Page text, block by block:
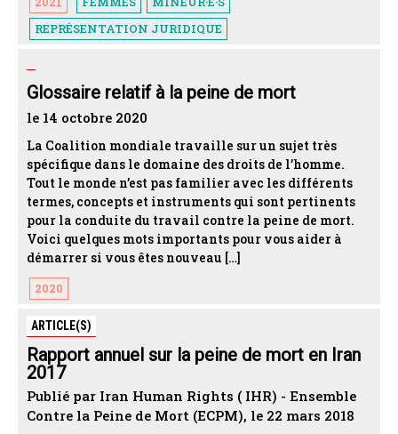
REPRÉSENTATION JURIDIQUE
Glossaire relatif à la peine de mort
le 14 octobre 2020
La Coalition mondiale travaille sur un sujet très
spécifique dans le domaine des droits de l’homme.
Tout le monde n’est pas familier avec les différents
termes, concepts et instruments qui sont pertinents
pour la conduite du travail contre la peine de mort.
Voici quelques mots importants pour vous aider à
démarrer si vous êtes nouveau […]
2020
ARTICLE(S)
Rapport annuel sur la peine de mort en Iran
2017
Publié par Iran Human Rights ( IHR) - Ensemble
Contre la Peine de Mort (ECPM), le 22 mars 2018